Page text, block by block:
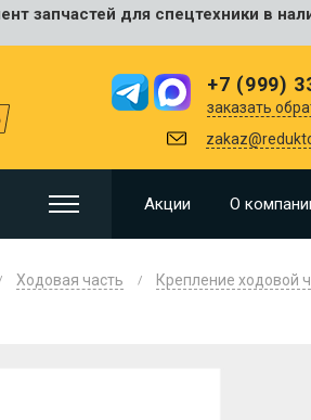
запчастей для спецтехники в
+7 (999)
заказать
Акции О
Универсальные
HITACHI
HYUNDAI
VOLVO
CAT
CASE
Ходовая часть Крепление ходовой